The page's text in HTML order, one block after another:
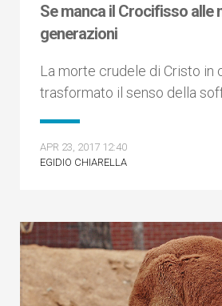
Se manca il Crocifisso alle
generazioni
La morte crudele di Cristo in
trasformato il senso della
APR 23, 2017 12:40
EGIDIO CHIARELLA